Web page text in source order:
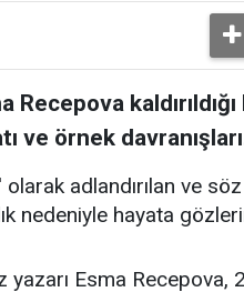
ve örnek
adlandırılan ve
nedeniyle hayata
Esma Recepova,